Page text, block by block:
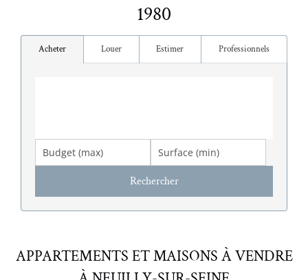
1980
Acheter Louer Estimer Professionnels
APPARTEMENTS ET MAISONS À VENDRE